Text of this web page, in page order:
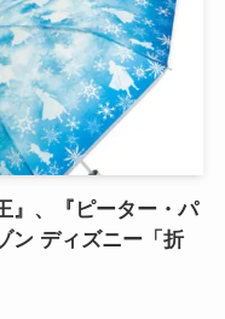
』、『ピーター・パ
ン ディズニー「折